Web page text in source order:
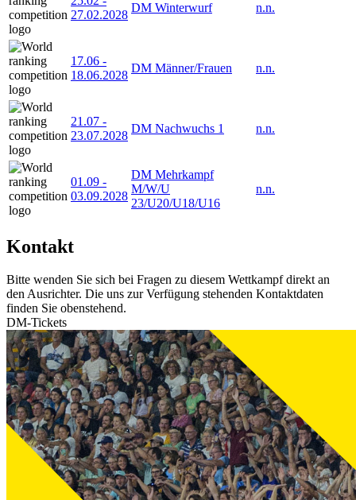
27.02.2028
DM Winterwurf n.n.
17.06 -
18.06.2028
DM Männer/Frauen n.n.
21.07 -
23.07.2028
DM Nachwuchs 1 n.n.
01.09 -
03.09.2028
DM Mehrkampf
M/W/U
23/U20/U18/U16
n.n.
Kontakt
Bitte wenden Sie sich bei Fragen zu diesem Wettkampf direkt an
den Ausrichter. Die uns zur Verfügung stehenden Kontaktdaten
finden Sie obenstehend.
DM-Tickets